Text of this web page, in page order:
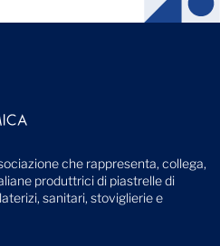
che rappresenta, collega,
produttrici di piastrelle di
sanitari, stoviglierie e